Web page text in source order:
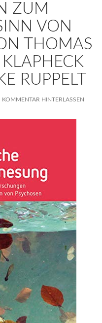
ZUM
VON
THOMAS
RUPPELT
KOMMENTAR HINTERLASSEN